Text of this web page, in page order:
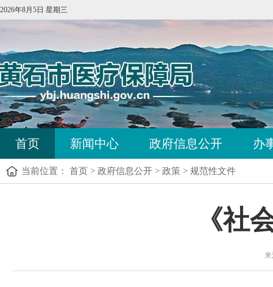
2026年8月5日 星期三
首页 新闻中心 政府信息公开 办
当前位置： 首页 > 政府信息公开 > 政策 > 规范性文件
《社